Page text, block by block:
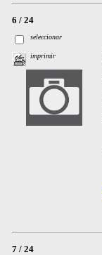
6 / 24
seleccionar
imprimir
7 / 24